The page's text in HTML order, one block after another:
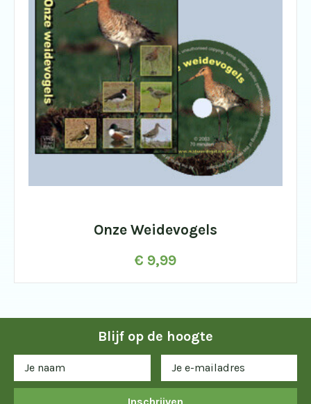
Onze Weidevogels
€ 9,99
Blijf op de hoogte